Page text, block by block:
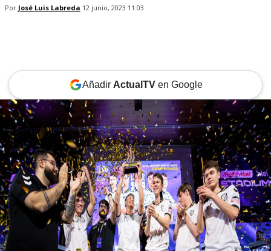
Por José Luis Labreda 12 junio, 2023 11:03
Añadir ActualTVen Google